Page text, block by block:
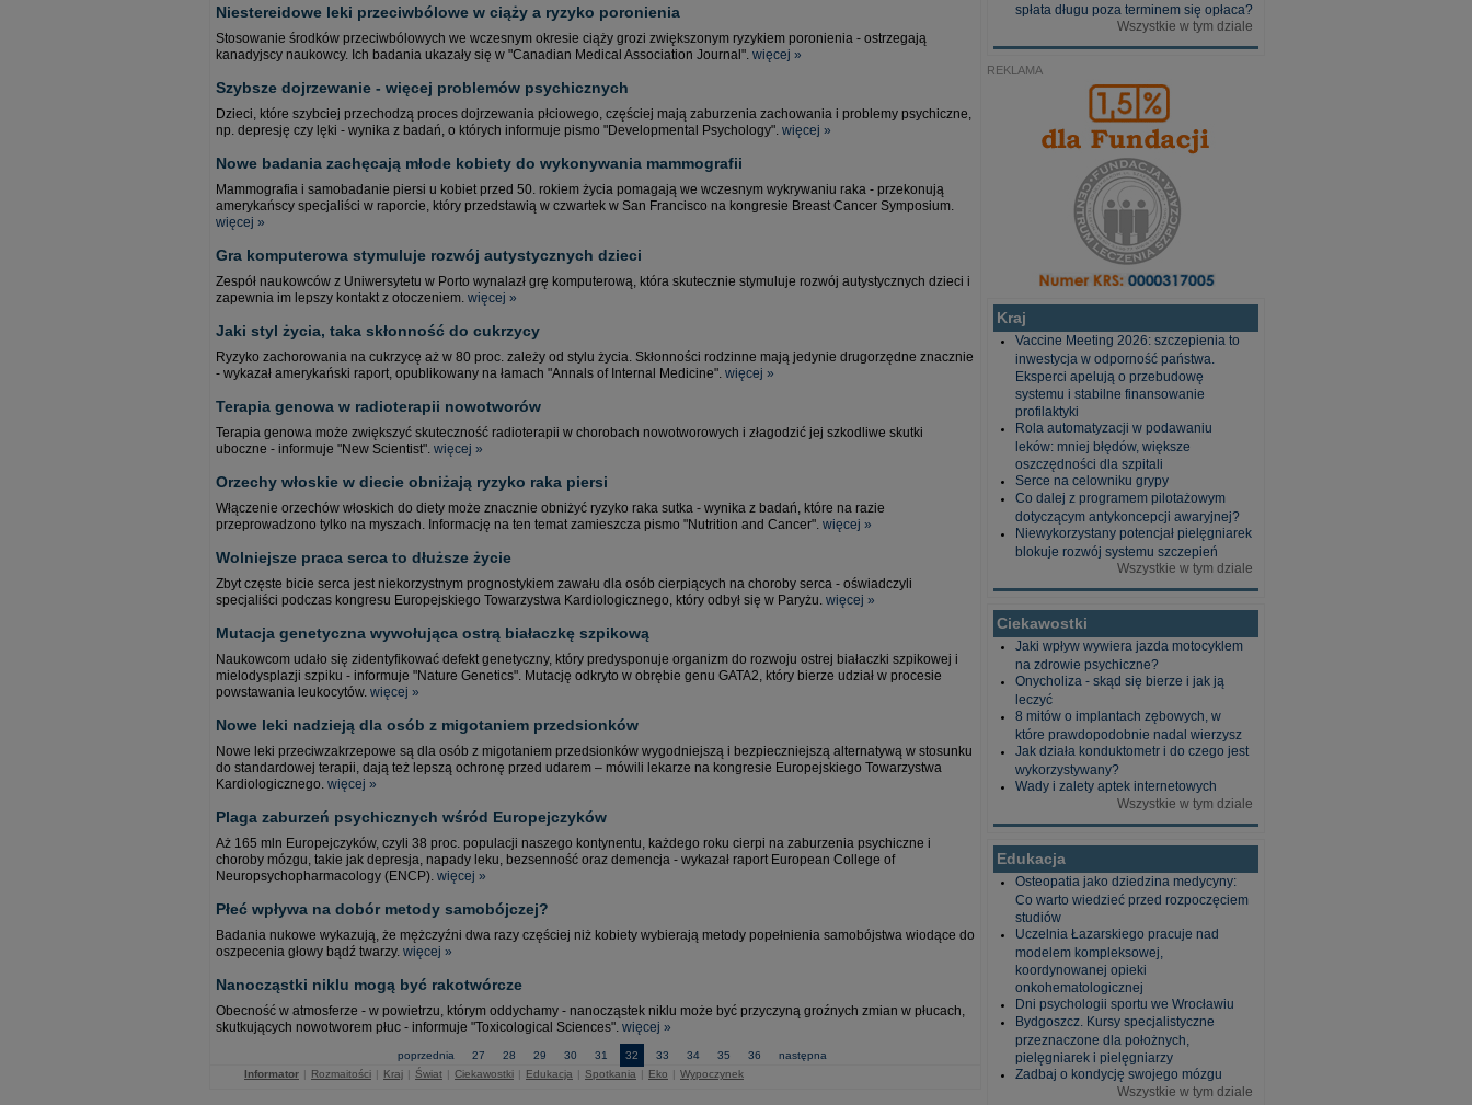
Niestereidowe leki przeciwbólowe w ciąży a ryzyko poronienia
Stosowanie środków przeciwbólowych we wczesnym okresie ciąży grozi zwiększonym ryzykiem poronienia - ostrzegają
kanadyjscy naukowcy. Ich badania ukazały się w "Canadian Medical Association Journal". więcej »
Szybsze dojrzewanie - więcej problemów psychicznych
Dzieci, które szybciej przechodzą proces dojrzewania płciowego, częściej mają zaburzenia zachowania i problemy psychiczne,
np. depresję czy lęki - wynika z badań, o których informuje pismo "Developmental Psychology". więcej »
Nowe badania zachęcają młode kobiety do wykonywania mammografii
Mammografia i samobadanie piersi u kobiet przed 50. rokiem życia pomagają we wczesnym wykrywaniu raka - przekonują
amerykańscy specjaliści w raporcie, który przedstawią w czwartek w San Francisco na kongresie Breast Cancer Symposium.
więcej »
Gra komputerowa stymuluje rozwój autystycznych dzieci
Zespół naukowców z Uniwersytetu w Porto wynalazł grę komputerową, która skutecznie stymuluje rozwój autystycznych dzieci i
zapewnia im lepszy kontakt z otoczeniem. więcej »
Jaki styl życia, taka skłonność do cukrzycy
Ryzyko zachorowania na cukrzycę aż w 80 proc. zależy od stylu życia. Skłonności rodzinne mają jedynie drugorzędne znacznie
- wykazał amerykański raport, opublikowany na łamach "Annals of Internal Medicine". więcej »
Terapia genowa w radioterapii nowotworów
Terapia genowa może zwiększyć skuteczność radioterapii w chorobach nowotworowych i złagodzić jej szkodliwe skutki
uboczne - informuje "New Scientist". więcej »
Orzechy włoskie w diecie obniżają ryzyko raka piersi
Włączenie orzechów włoskich do diety może znacznie obniżyć ryzyko raka sutka - wynika z badań, które na razie
przeprowadzono tylko na myszach. Informację na ten temat zamieszcza pismo "Nutrition and Cancer". więcej »
Wolniejsze praca serca to dłuższe życie
Zbyt częste bicie serca jest niekorzystnym prognostykiem zawału dla osób cierpiących na choroby serca - oświadczyli
specjaliści podczas kongresu Europejskiego Towarzystwa Kardiologicznego, który odbył się w Paryżu. więcej »
Mutacja genetyczna wywołująca ostrą białaczkę szpikową
Naukowcom udało się zidentyfikować defekt genetyczny, który predysponuje organizm do rozwoju ostrej białaczki szpikowej i
mielodysplazji szpiku - informuje "Nature Genetics". Mutację odkryto w obrębie genu GATA2, który bierze udział w procesie
powstawania leukocytów. więcej »
Nowe leki nadzieją dla osób z migotaniem przedsionków
Nowe leki przeciwzakrzepowe są dla osób z migotaniem przedsionków wygodniejszą i bezpieczniejszą alternatywą w stosunku
do standardowej terapii, dają też lepszą ochronę przed udarem – mówili lekarze na kongresie Europejskiego Towarzystwa
Kardiologicznego. więcej »
Plaga zaburzeń psychicznych wśród Europejczyków
Aż 165 mln Europejczyków, czyli 38 proc. populacji naszego kontynentu, każdego roku cierpi na zaburzenia psychiczne i
choroby mózgu, takie jak depresja, napady leku, bezsenność oraz demencja - wykazał raport European College of
Neuropsychopharmacology (ENCP). więcej »
Płeć wpływa na dobór metody samobójczej?
Badania nukowe wykazują, że mężczyźni dwa razy częściej niż kobiety wybierają metody popełnienia samobójstwa wiodące do
oszpecenia głowy bądź twarzy. więcej »
Nanocząstki niklu mogą być rakotwórcze
Obecność w atmosferze - w powietrzu, którym oddychamy - nanocząstek niklu może być przyczyną groźnych zmian w płucach,
skutkujących nowotworem płuc - informuje "Toxicological Sciences". więcej »
poprzednia 27 28 29 30 31 32 33 34 35 36
następna
Informator | Rozmaitości | Kraj | Świat | Ciekawostki | Edukacja | Spotkania | Eko | Wypoczynek
spłata długu poza terminem się opłaca?
Wszystkie w tym dziale
REKLAMA
Kraj
Vaccine Meeting 2026: szczepienia to
inwestycja w odporność państwa.
Eksperci apelują o przebudowę
systemu i stabilne finansowanie
profilaktyki
Rola automatyzacji w podawaniu
leków: mniej błędów, większe
oszczędności dla szpitali
Serce na celowniku grypy
Co dalej z programem pilotażowym
dotyczącym antykoncepcji awaryjnej?
Niewykorzystany potencjał pielęgniarek
blokuje rozwój systemu szczepień
Wszystkie w tym dziale
Ciekawostki
Jaki wpływ wywiera jazda motocyklem
na zdrowie psychiczne?
Onycholiza - skąd się bierze i jak ją
leczyć
8 mitów o implantach zębowych, w
które prawdopodobnie nadal wierzysz
Jak działa konduktometr i do czego jest
wykorzystywany?
Wady i zalety aptek internetowych
Wszystkie w tym dziale
Edukacja
Osteopatia jako dziedzina medycyny:
Co warto wiedzieć przed rozpoczęciem
studiów
Uczelnia Łazarskiego pracuje nad
modelem kompleksowej,
koordynowanej opieki
onkohematologicznej
Dni psychologii sportu we Wrocławiu
Bydgoszcz. Kursy specjalistyczne
przeznaczone dla położnych,
pielęgniarek i pielęgniarzy
Zadbaj o kondycję swojego mózgu
Wszystkie w tym dziale